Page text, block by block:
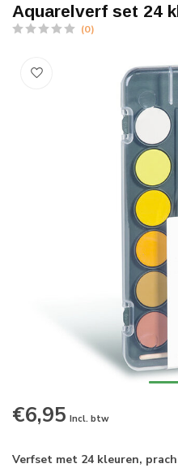
Aquarelverf set 24
(0)
€6,95 Incl. btw
Verfset met 24 kleuren,